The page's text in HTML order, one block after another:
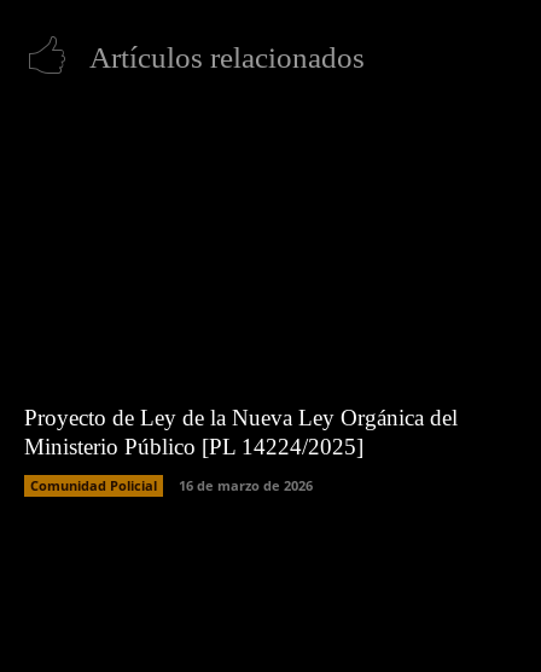
Artículos relacionados
Proyecto de Ley de la Nueva Ley Orgánica del
Ministerio Público [PL 14224/2025]
Comunidad Policial 16 de marzo de 2026